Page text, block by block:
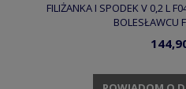
FILIŻANKA I SPODEK V 0,2 L
BOLESŁAWCU